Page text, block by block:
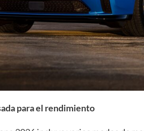
para el rendimiento